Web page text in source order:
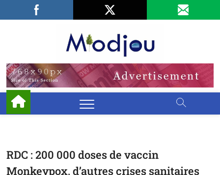
Facebook
LinkedIn
RDC : 200 000 doses de vaccin
Monkeypox, d’autres crises sanitaires